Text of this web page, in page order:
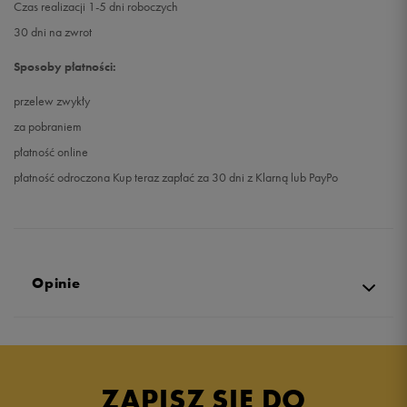
Czas realizacji 1-5 dni roboczych
30 dni na zwrot
Sposoby płatności:
przelew zwykły
za pobraniem
płatność online
płatność odroczona Kup teraz zapłać za 30 dni z Klarną lub PayPo
Opinie
5.0